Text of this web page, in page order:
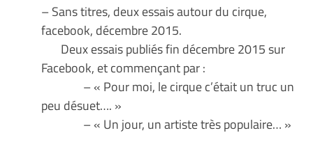
– Sans titres, deux essais autour du cirque,
facebook, décembre 2015.
Deux essais publiés fin décembre 2015 sur
Facebook, et commençant par :
– « Pour moi, le cirque c’était un truc un
peu désuet…. »
– « Un jour, un artiste très populaire… »